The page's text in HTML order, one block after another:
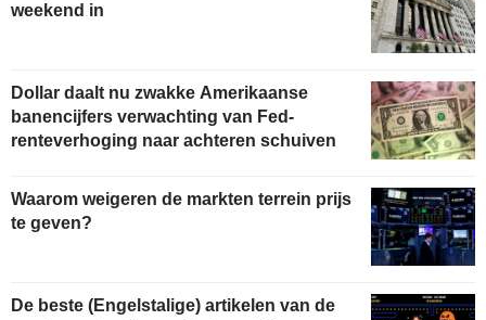
weekend in
Dollar daalt nu zwakke Amerikaanse
banencijfers verwachting van Fed-
renteverhoging naar achteren schuiven
Waarom weigeren de markten terrein prijs
te geven?
De beste (Engelstalige) artikelen van de